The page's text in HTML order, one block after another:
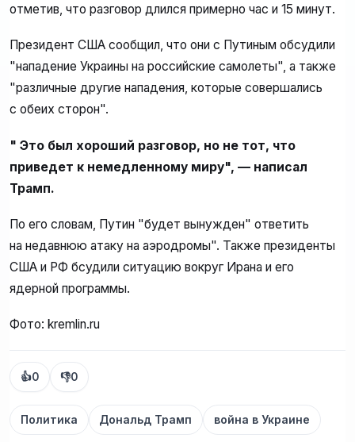
отметив, что разговор длился примерно час и 15 минут.
Президент США сообщил, что они с Путиным обсудили
"нападение Украины на российские самолеты", а также
"различные другие нападения, которые совершались
с обеих сторон".
" Это был хороший разговор, но не тот, что
приведет к немедленному миру", — написал
Трамп.
По его словам, Путин "будет вынужден" ответить
на недавнюю атаку на аэродромы". Также президенты
США и РФ бсудили ситуацию вокруг Ирана и его
ядерной программы.
Фото: kremlin.ru
👍0 👎0
Политика Дональд Трамп война в Украине